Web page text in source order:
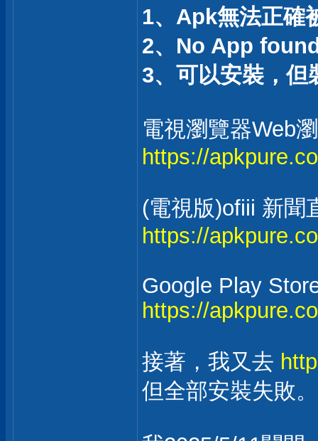
1、Apk無法正確
2、No App
3、可以安裝，但
電視瀏覽器Web
https://
(電視版)ofiii 新聞
https://
Google Play
https://
接著，我又去
但全部安裝失敗